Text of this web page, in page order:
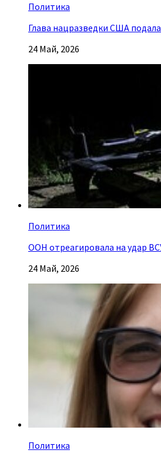
Политика
Глава нацразведки США
24 Май, 2026
Политика
ООН отреагировала на удар
24 Май, 2026
Политика